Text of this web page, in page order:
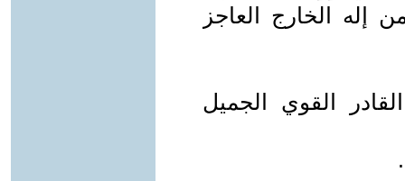
إله الخارج العاجز
القوي الجميل